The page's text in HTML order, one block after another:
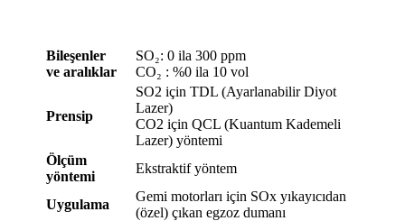
Bileşenler
ve aralıklar
SO₂: 0 ila 300 ppm
CO₂ : %0 ila 10 vol
Prensip
SO2 için TDL (Ayarlanabilir Diyot
Lazer)
CO2 için QCL (Kuantum Kademeli
Lazer) yöntemi
Ölçüm
yöntemi
Ekstraktif yöntem
Uygulama
Gemi motorları için SOx yıkayıcıdan
(özel) çıkan egzoz dumanı